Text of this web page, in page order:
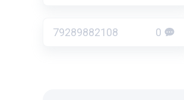
79289882108 0